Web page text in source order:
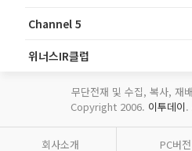
Channel 5
위너스IR클럽
무단전재 및 수집, 복사, 재
Copyright 2006. 이투데이.
회사소개 PC버전